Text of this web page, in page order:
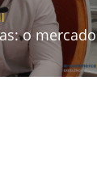
o mercado